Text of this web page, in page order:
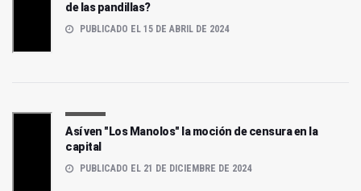
de las pandillas?
PUBLICADO EL 15 DE ABRIL DE 2024
Así ven "Los Manolos" la moción de censura en la
capital
PUBLICADO EL 21 DE DICIEMBRE DE 2024